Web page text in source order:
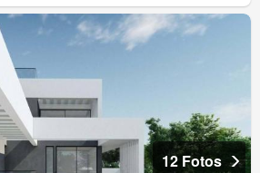
12 Fotos